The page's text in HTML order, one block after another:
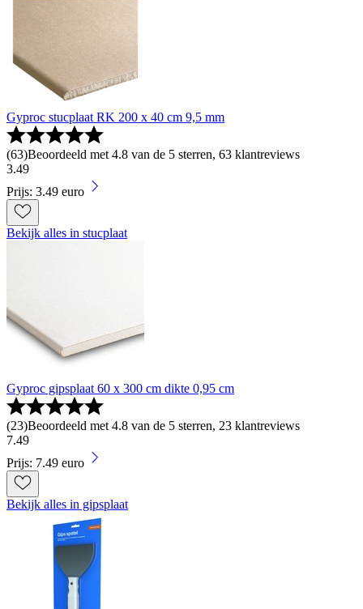
Gyproc stucplaat RK 200 x 40 cm 9,5 mm
(63)Beoordeeld met 4.8 van de 5 sterren, 63 klantreviews
3.49
Prijs: 3.49 euro
Bekijk alles in stucplaat
Gyproc gipsplaat 60 x 300 cm dikte 0,95 cm
(23)Beoordeeld met 4.8 van de 5 sterren, 23 klantreviews
7.49
Prijs: 7.49 euro
Bekijk alles in gipsplaat